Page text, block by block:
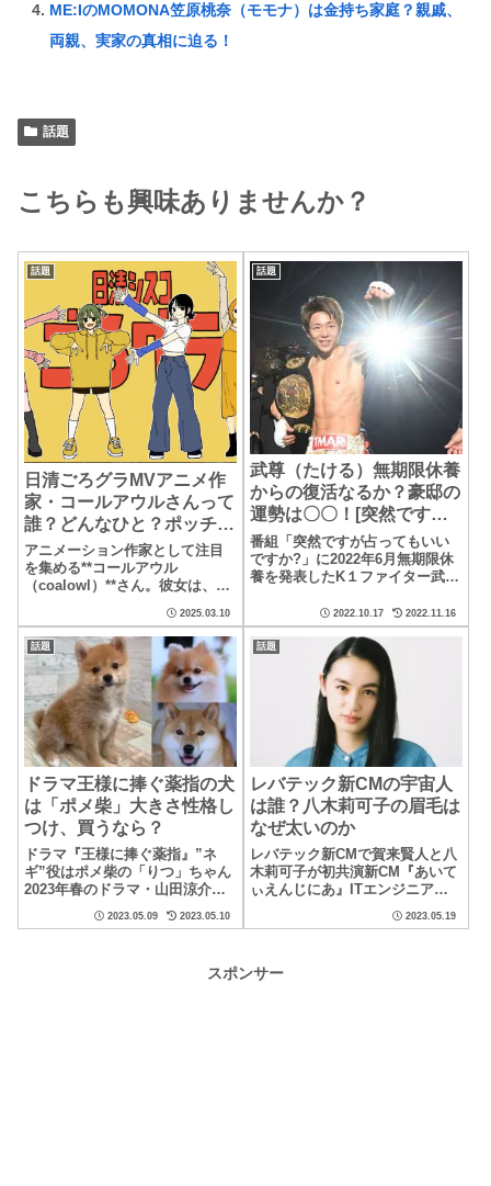
ME:IのMOMONA笠原桃奈（モモナ）は金持ち家庭？親戚、
両親、実家の真相に迫る！
話題
こちらも興味ありませんか？
話題
日清ごろグラMVアニメ作
家・コールアウルさんって
誰？どんなひと？ポッチャ
マステップも
アニメーション作家として注目
を集める**コールアウル
（coalowl）**さん。彼女は、イ
ており、独自のユーモアと温か
みのある作風で...
2025.03.10
話題
武尊（たける）無期限休養
からの復活なるか？豪邸の
運勢は〇〇！[突然ですが
占ってもいいですか?]に出
演
番組「突然ですが占ってもいい
ですか?」に2022年6月無期限休
養を発表したK１ファイター武尊
題の自宅に占い師の村野弘味さ
んが家相本格占い！占い結果か
ら武尊さんの今までの実績と今
後どのように活躍をしていくの
か考察します。
2022.10.17 2022.11.16
話題
ドラマ王様に捧ぐ薬指の犬
は「ポメ柴」大きさ性格し
つけ、買うなら？
ドラマ『王様に捧ぐ薬指』”ネ
ギ”役はポメ柴の「りつ」ちゃん
2023年春のドラマ・山田涼介さ
ん&橋本環奈さん主演『王様に捧
ぐ薬指』が人気上昇中ですね。
2023.05.09 2023.05.10
話題
レバテック新CMの宇宙人
は誰？八木莉可子の眉毛は
なぜ太いのか
レバテック新CMで賀来賢人と八
木莉可子が初共演新CM『あいて
ぃえんじにあ』ITエンジニア専
門転職エージェントレバテック
の新CM『あいてぃえんじにあ』
2023.05.19
スポンサー